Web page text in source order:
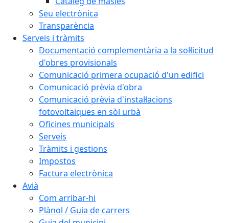
Seu electrònica
Transparència
Serveis i tràmits
Documentació complementària a la sol·licitud
d'obres provisionals
Comunicació primera ocupació d'un edifici
Comunicació prèvia d'obra
Comunicació prèvia d'instal·lacions
fotovoltaiques en sòl urbà
Oficines municipals
Serveis
Tràmits i gestions
Impostos
Factura electrònica
Avià
Com arribar-hi
Plànol / Guia de carrers